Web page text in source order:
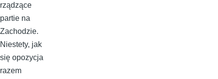
rządzące
partie na
Zachodzie.
Niestety, jak
się opozycja
razem